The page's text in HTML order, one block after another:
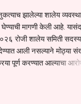
झालेल्या शालेय
मागणी केली आहे.
रोजी शालेय समिती
आली नसल्याने मोठ्या
पूर्ण करण्यात आल्याचा
शिक्षण अधिकारी
काय निर्णय घेते, याकडे